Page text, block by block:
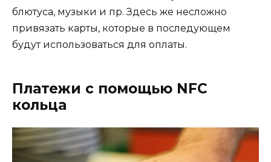
блютуса, музыки и пр. Здесь же несложно
привязать карты, которые в последующем
будут использоваться для оплаты.
Платежи с помощью NFC
кольца